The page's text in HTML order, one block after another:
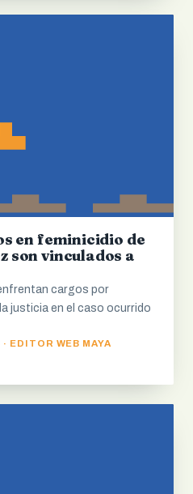
en feminicidio de
son vinculados a
cargos por
justicia en el caso ocurrido
EDITOR WEB MAYA